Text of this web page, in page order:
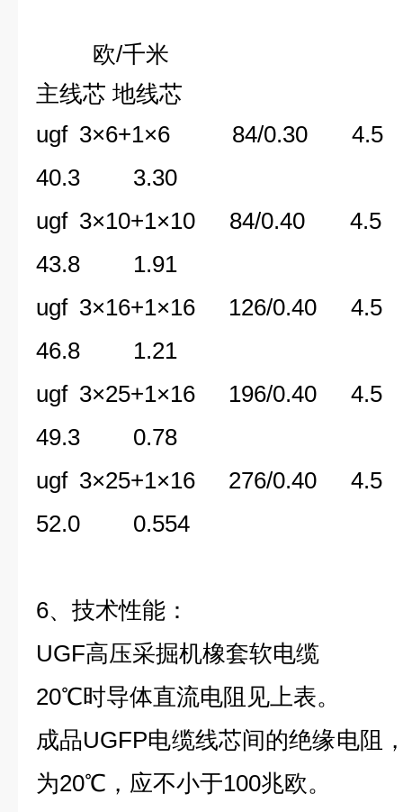
欧/千米
主线芯 地线芯
ugf 3×6+1×6 84/
40.3 3.30
ugf 3×10+1×10 84/
43.8 1.91
ugf 3×16+1×16 126/
46.8 1.21
ugf 3×25+1×16 196/
49.3 0.78
ugf 3×25+1×16 276/
52.0 0.554
6、技术性能：
UGF高压采掘机橡套软电缆
20℃时导体直流电阻见上表。
成品UGFP电缆线芯间的绝缘电阻
为20℃，应不小于100兆欧。